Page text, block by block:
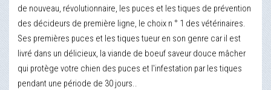
de nouveau, révolutionnaire, les puces et les tiques de prévention
des décideurs de première ligne, le choix n ° 1 des vétérinaires.
Ses premières puces et les tiques tueur en son genre car il est
livré dans un délicieux, la viande de boeuf saveur douce mâcher
qui protège votre chien des puces et l'infestation par les tiques
pendant une période de 30 jours..